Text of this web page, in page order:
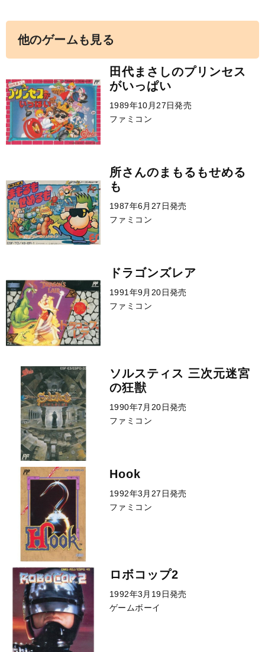
他のゲームも見る
田代まさしのプリンセス
がいっぱい
1989年10月27日発売
ファミコン
所さんのまもるもせめる
も
1987年6月27日発売
ファミコン
ドラゴンズレア
1991年9月20日発売
ファミコン
ソルスティス 三次元迷宮
の狂獣
1990年7月20日発売
ファミコン
Hook
1992年3月27日発売
ファミコン
ロボコップ2
1992年3月19日発売
ゲームボーイ